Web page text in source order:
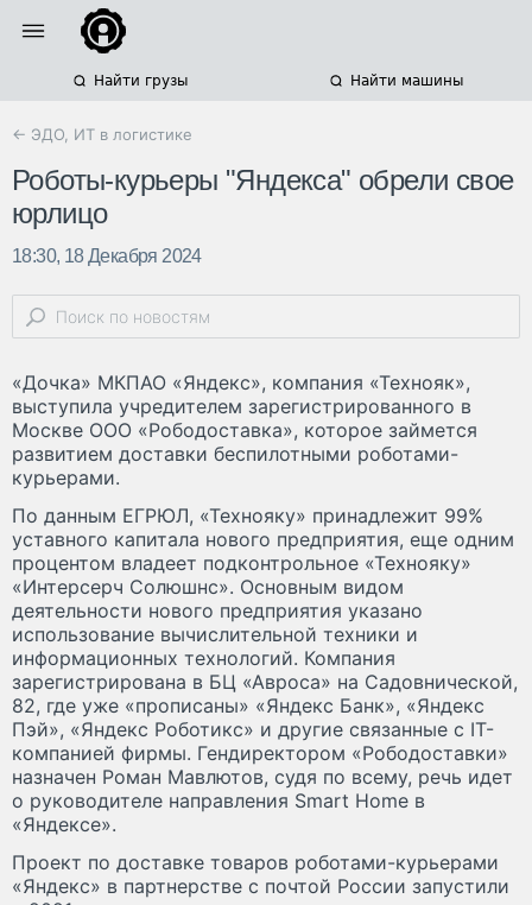
Найти грузы Найти машины
← ЭДО, ИТ в логистике
Роботы-курьеры "Яндекса" обрели свое
юрлицо
18:30, 18 Декабря 2024
«Дочка» МКПАО «Яндекс», компания «Технояк»,
выступила учредителем зарегистрированного в
Москве ООО «Рободоставка», которое займется
развитием доставки беспилотными роботами-
курьерами.
По данным ЕГРЮЛ, «Технояку» принадлежит 99%
уставного капитала нового предприятия, еще одним
процентом владеет подконтрольное «Технояку»
«Интерсерч Солюшнс». Основным видом
деятельности нового предприятия указано
использование вычислительной техники и
информационных технологий. Компания
зарегистрирована в БЦ «Авроса» на Садовнической,
82, где уже «прописаны» «Яндекс Банк», «Яндекс
Пэй», «Яндекс Роботикс» и другие связанные с IT-
компанией фирмы. Гендиректором «Рободоставки»
назначен Роман Мавлютов, судя по всему, речь идет
о руководителе направления Smart Home в
«Яндексе».
Проект по доставке товаров роботами-курьерами
«Яндекс» в партнерстве с почтой России запустили